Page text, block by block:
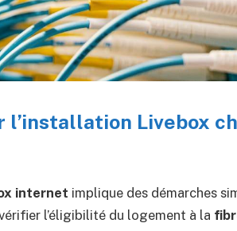
Livebox
internet implique des démarches
l’éligibilité du logement à la